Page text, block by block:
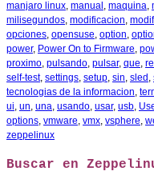
manjaro linux, manual , maquina,
milisegundos, modificacion,
opciones, opensuse, option,
power, Power On to Firmware,
proximo, pulsando, pulsar, que,
self-test, settings, setup, sin, sled ,
tecnologias de la informacion,
ui, un, una, usando, usar, usb,
options, vmware, vmx, vsphere,
zeppelinux
Buscar en